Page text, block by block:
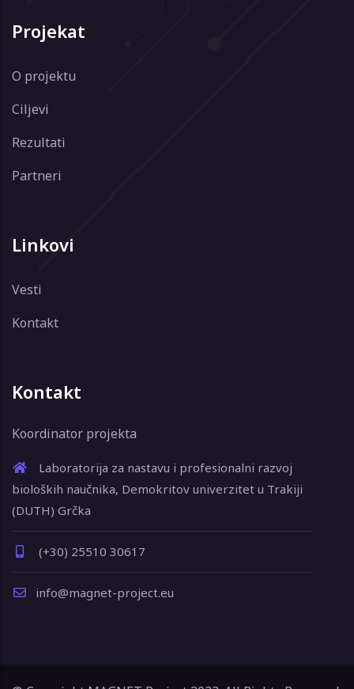
Projekat
O projektu
Ciljevi
Rezultati
Partneri
Linkovi
Vesti
Kontakt
Kontakt
Koordinator projekta
Laboratorija za nastavu i profesionalni razvoj
bioloških naučnika, Demokritov univerzitet u Trakiji
(DUTH) Grčka
(+30) 25510 30617
info@magnet-project.eu